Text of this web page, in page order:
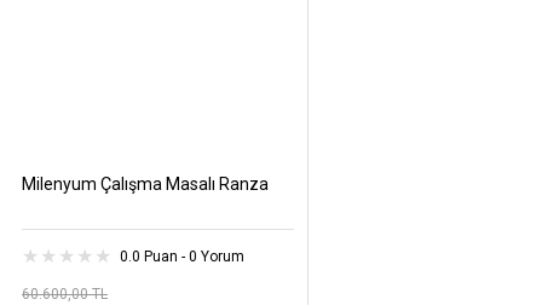
Milenyum Çalışma Masalı Ranza
0.0 Puan - 0 Yorum
60.600,00 TL